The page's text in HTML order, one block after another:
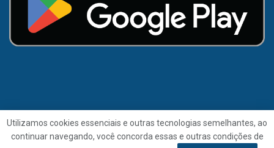
Utilizamos cookies essenciais e outras tecnologias semelhantes, ao
continuar navegando, você concorda essas e outras condições de